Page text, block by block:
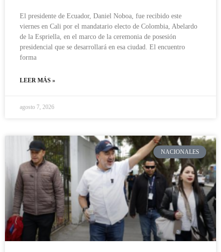
El presidente de Ecuador, Daniel Noboa, fue recibido este
viernes en Cali por el mandatario electo de Colombia, Abelardo
de la Espriella, en el marco de la ceremonia de posesión
presidencial que se desarrollará en esa ciudad. El encuentro
forma
LEER MÁS »
agosto 7, 2026
NACIONALES